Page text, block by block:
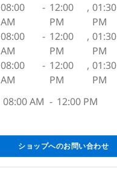
08:00
AM
- 12:00
PM
, 01:30
PM
08:00
AM
- 12:00
PM
, 01:30
PM
08:00
AM
- 12:00
PM
, 01:30
PM
08:00 AM - 12:00 PM
ショップへのお問い合わせ